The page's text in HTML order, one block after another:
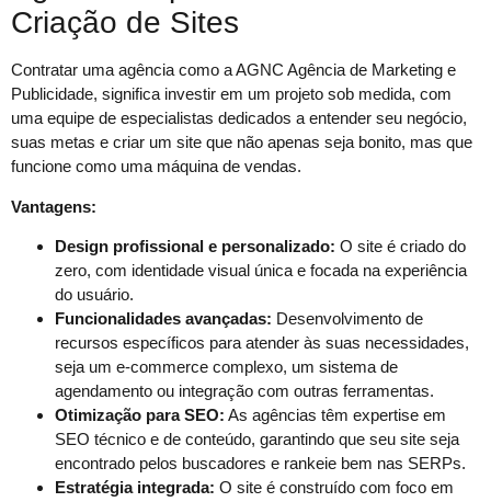
Criação de Sites
Contratar uma agência como a AGNC Agência de Marketing e
Publicidade, significa investir em um projeto sob medida, com
uma equipe de especialistas dedicados a entender seu negócio,
suas metas e criar um site que não apenas seja bonito, mas que
funcione como uma máquina de vendas.
Vantagens:
Design profissional e personalizado: O site é criado do
zero, com identidade visual única e focada na experiência
do usuário.
Funcionalidades avançadas: Desenvolvimento de
recursos específicos para atender às suas necessidades,
seja um e-commerce complexo, um sistema de
agendamento ou integração com outras ferramentas.
Otimização para SEO: As agências têm expertise em
SEO técnico e de conteúdo, garantindo que seu site seja
encontrado pelos buscadores e rankeie bem nas SERPs.
Estratégia integrada: O site é construído com foco em